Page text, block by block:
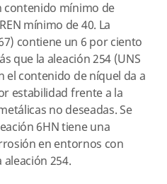
contenido mínimo de
mínimo de 40. La
contiene un 6 por ciento
que la aleación 254 (UNS
el contenido de níquel da a
estabilidad frente a la
no deseadas. Se
6HN tiene una
en entornos con
254.